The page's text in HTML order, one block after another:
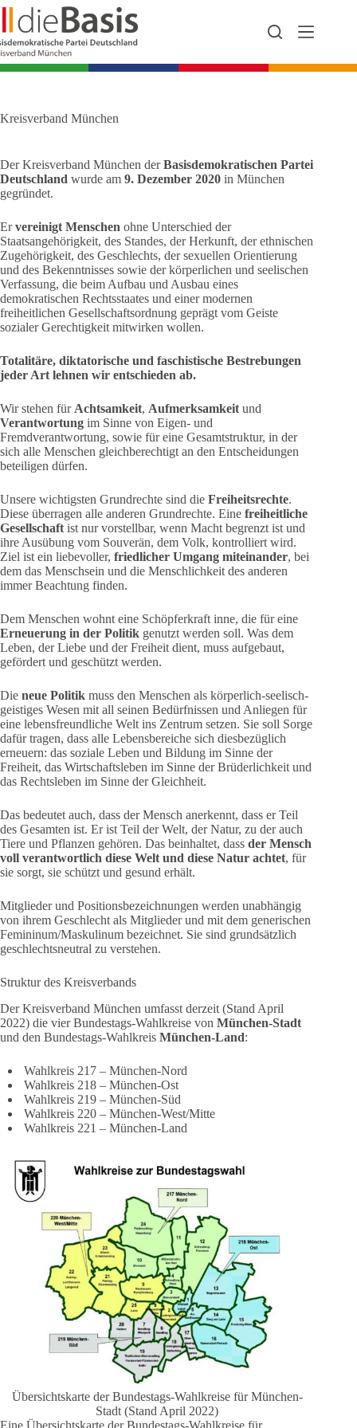
Zum
Inhalt
springen
Kreisverband München
Der Kreisverband München derBasisdemokratischen Partei
Deutschland wurde am 9. Dezember 2020 in München
gegründet.
Ervereinigt Menschen ohne Unterschied der
Staatsangehörigkeit, des Standes, der Herkunft, der ethnischen
Zugehörigkeit, des Geschlechts, der sexuellen Orientierung
und des Bekenntnisses sowie der körperlichen und seelischen
Verfassung, die beim Aufbau und Ausbau eines
demokratischen Rechtsstaates und einer modernen
freiheitlichen Gesellschaftsordnung geprägt vom Geiste
sozialer Gerechtigkeit mitwirken wollen.
Totalitäre, diktatorische und faschistische Bestrebungen
jeder Art lehnen wir entschieden ab.
Wir stehen für Achtsamkeit, Aufmerksamkeit und
Verantwortung im Sinne von Eigen- und
Fremdverantwortung, sowie für eine Gesamtstruktur, in der
sich alle Menschen gleichberechtigt an den Entscheidungen
beteiligen dürfen.
Unsere wichtigsten Grundrechte sind die Freiheitsrechte.
Diese überragen alle anderen Grundrechte. Eine freiheitliche
Gesellschaft ist nur vorstellbar, wenn Macht begrenzt ist und
ihre Ausübung vom Souverän, dem Volk, kontrolliert wird.
Ziel ist ein liebevoller, friedlicher Umgang miteinander, bei
dem das Menschsein und die Menschlichkeit des anderen
immer Beachtung finden.
Dem Menschen wohnt eine Schöpferkraft inne, die für eine
Erneuerung in der Politik genutzt werden soll. Was dem
Leben, der Liebe und der Freiheit dient, muss aufgebaut,
gefördert und geschützt werden.
Die neue Politik muss den Menschen als körperlich-seelisch-
geistiges Wesen mit all seinen Bedürfnissen und Anliegen für
eine lebensfreundliche Welt ins Zentrum setzen. Sie soll Sorge
dafür tragen, dass alle Lebensbereiche sich diesbezüglich
erneuern: das soziale Leben und Bildung im Sinne der
Freiheit, das Wirtschaftsleben im Sinne der Brüderlichkeit und
das Rechtsleben im Sinne der Gleichheit.
Das bedeutet auch, dass der Mensch anerkennt, dass er Teil
des Gesamten ist. Er ist Teil der Welt, der Natur, zu der auch
Tiere und Pflanzen gehören. Das beinhaltet, dass der Mensch
voll verantwortlich diese Welt und diese Natur achtet, für
sie sorgt, sie schützt und gesund erhält.
Mitglieder und Positionsbezeichnungen werden unabhängig
von ihrem Geschlecht als Mitglieder und mit dem generischen
Femininum/Maskulinum bezeichnet. Sie sind grundsätzlich
geschlechtsneutral zu verstehen.
Struktur des Kreisverbands
Der Kreisverband München umfasst derzeit (Stand April
2022) die vier Bundestags-Wahlkreise von München-Stadt
und den Bundestags-Wahlkreis München-Land:
Wahlkreis 217 – München-Nord
Wahlkreis 218 – München-Ost
Wahlkreis 219 – München-Süd
Wahlkreis 220 – München-West/Mitte
Wahlkreis 221 – München-Land
Übersichtskarte der Bundestags-Wahlkreise für München-
Stadt (Stand April 2022)